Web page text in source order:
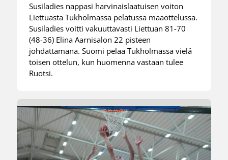
Susiladies nappasi harvinaislaatuisen voiton
Liettuasta Tukholmassa pelatussa maaottelussa.
Susiladies voitti vakuuttavasti Liettuan 81-70
(48-36) Elina Aarnisalon 22 pisteen
johdattamana. Suomi pelaa Tukholmassa vielä
toisen ottelun, kun huomenna vastaan tulee
Ruotsi.